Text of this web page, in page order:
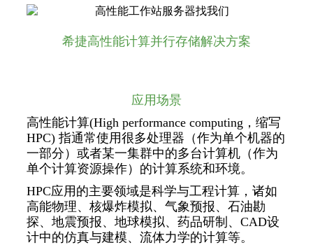
希捷高性能计算并行存储解决方案
应用场景
高性能计算(High performance computing，缩写
HPC) 指通常使用很多处理器（作为单个机器的
一部分）或者某一集群中的多台计算机（作为
单个计算资源操作）的计算系统和环境。
HPC应用的主要领域是科学与工程计算，诸如
高能物理、核爆炸模拟、气象预报、石油勘
探、地震预报、地球模拟、药品研制、CAD设
计中的仿真与建模、流体力学的计算等。